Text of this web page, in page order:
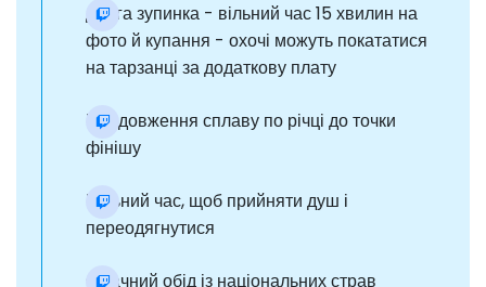
Друга зупинка - вільний час 15 хвилин на
фото й купання - охочі можуть покататися
на тарзанці за додаткову плату
Продовження сплаву по річці до точки
фінішу
Вільний час, щоб прийняти душ і
переодягнутися
Смачний обід із національних страв